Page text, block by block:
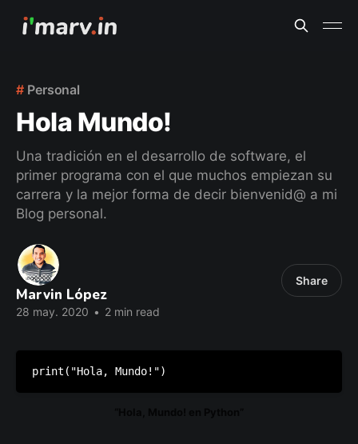
Personal
Hola Mundo!
Una tradición en el desarrollo de software, el
primer programa con el que muchos empiezan su
carrera y la mejor forma de decir bienvenid@ a mi
Blog personal.
Marvin López
28 may. 2020 • 2 min read
Share